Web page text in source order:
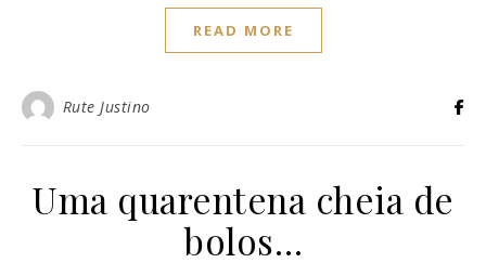
READ MORE
Rute Justino
Uma quarentena cheia de
bolos…